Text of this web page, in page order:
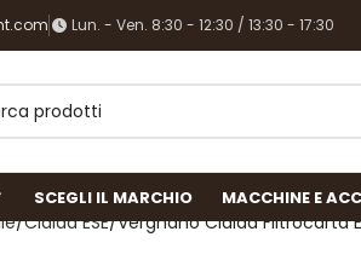
Lun. - Ven. 8:30 - 12:30 / 13:30 - 17:30
SCEGLI IL MARCHIO MACCHINE E
Cialda ESE Vergnano Cialda Filtrocarta